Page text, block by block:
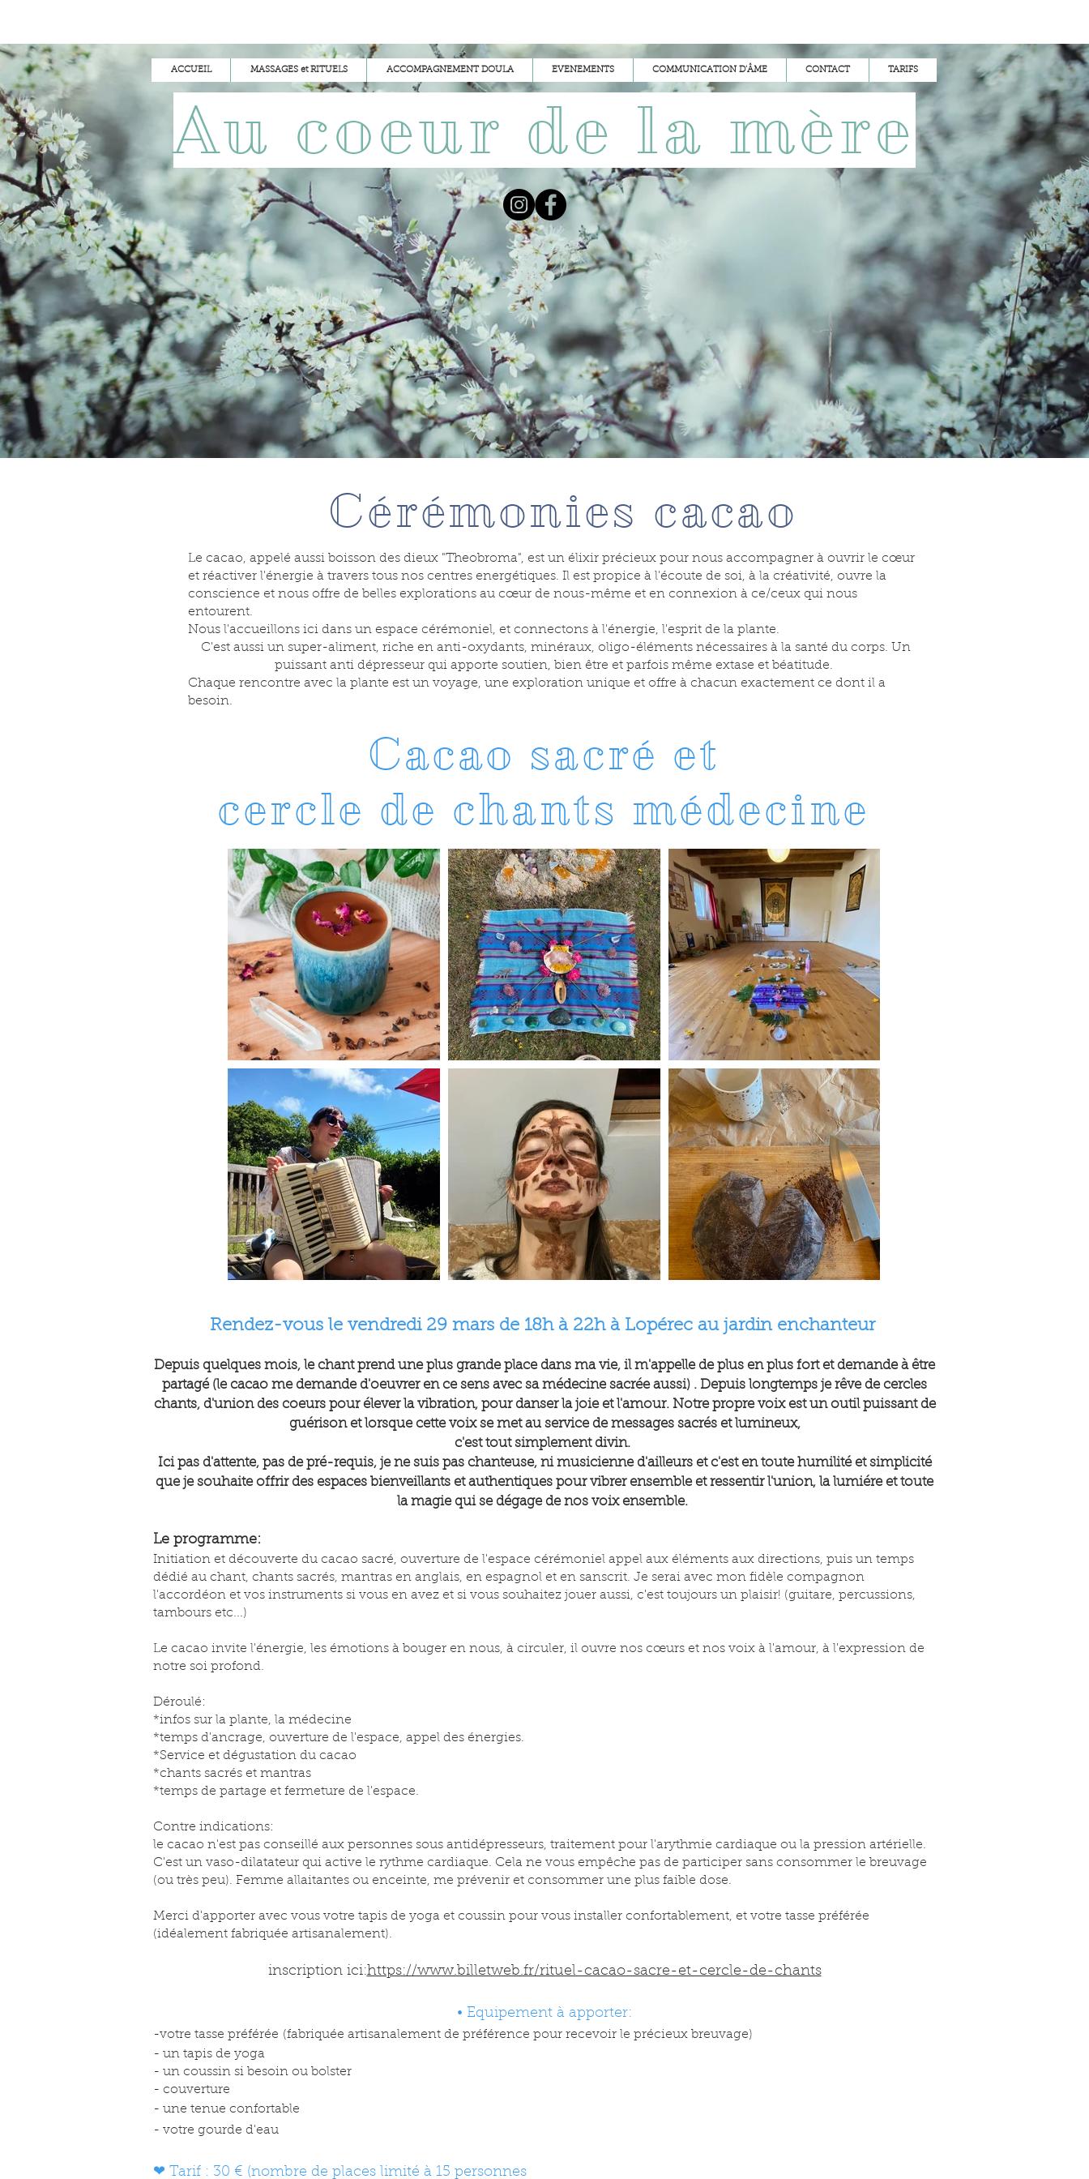
Cérémonies cacao
Le cacao, appelé aussi boisson des dieux "Theobroma", est un élixir précieux pour nous accompagner à ouvrir le cœur
et réactiver l'énergie à travers tous nos centres energétiques. Il est propice à l'écoute de soi, à la créativité, ouvre la
conscience et nous offre de belles explorations au cœur de nous-même et en connexion à ce/ceux qui nous
entourent.
Nous l'accueillons ici dans un espace cérémoniel, et connectons à l'énergie, l'esprit de la plante.
C'est aussi un super-aliment, riche en anti-oxydants, minéraux, oligo-éléments nécessaires à la santé du corps. Un
puissant anti dépresseur qui apporte soutien, bien être et parfois même extase et béatitude.
Chaque rencontre avec la plante est un voyage, une exploration unique et offre à chacun exactement ce dont il a
besoin.
Cacao sacré et
cercle de chants médecine
Rendez-vous le vendredi 29 mars de 18h à 22h à Lopérec au jardin enchanteur
Depuis quelques mois, le chant prend une plus grande place dans ma vie, il m'appelle de plus en plus fort et demande à être
partagé (le cacao me demande d'oeuvrer en ce sens avec sa médecine sacrée aussi) . Depuis longtemps je rêve de cercles
chants, d'union des coeurs pour élever la vibration, pour danser la joie et l'amour. Notre propre voix est un outil puissant de
guérison et lorsque cette voix se met au service de messages sacrés et lumineux,
c'est tout simplement divin.
Ici pas d'attente, pas de pré-requis, je ne suis pas chanteuse, ni musicienne d'ailleurs et c'est en toute humilité et simplicité
que je souhaite offrir des espaces bienveillants et authentiques pour vibrer ensemble et ressentir l'union, la lumiére et toute
la magie qui se dégage de nos voix ensemble.
Le programme:
Initiation et découverte du cacao sacré, ouverture de l'espace cérémoniel appel aux éléments aux directions, puis un temps
dédié au chant, chants sacrés, mantras en anglais, en espagnol et en sanscrit. Je serai avec mon fidèle compagnon
l'accordéon et vos instruments si vous en avez et si vous souhaitez jouer aussi, c'est toujours un plaisir! (guitare, percussions,
tambours etc...)
Le cacao invite l'énergie, les émotions à bouger en nous, à circuler, il ouvre nos cœurs et nos voix à l'amour, à l'expression de
notre soi profond.
Déroulé:
*infos sur la plante, la médecine
*temps d'ancrage, ouverture de l'espace, appel des énergies.
*Service et dégustation du cacao
*chants sacrés et mantras
*temps de partage et fermeture de l'espace.
Contre indications:
le cacao n'est pas conseillé aux personnes sous antidépresseurs, traitement pour l'arythmie cardiaque ou la pression artérielle.
C'est un vaso-dilatateur qui active le rythme cardiaque. Cela ne vous empêche pas de participer sans consommer le breuvage
(ou très peu). Femme allaitantes ou enceinte, me prévenir et consommer une plus faible dose.
Merci d'apporter avec vous votre tapis de yoga et coussin pour vous installer confortablement, et votre tasse préférée
(idéalement fabriquée artisanalement).
inscription ici:https://www.billetweb.fr/rituel-cacao-sacre-et-cercle-de-chants
• Equipement à apporter:
-votre tasse préférée (fabriquée artisanalement de préférence pour recevoir le précieux breuvage)
- un tapis de yoga
- un coussin si besoin ou bolster
- couverture
- une tenue confortable
- votre gourde d'eau
❤ Tarif : 30 € (nombre de places limité à 15 personnes
Au coeur de la mère
ACCUEIL MASSAGES et RITUELS ACCOMPAGNEMENT DOULA EVENEMENTS COMMUNICATION D'ÂME CONTACT TARIFS